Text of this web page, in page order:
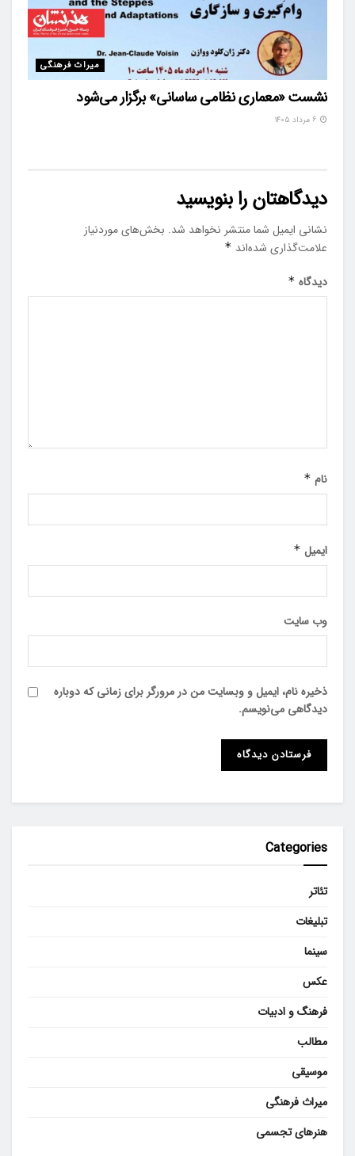
میراث فرهنگی
نشست «معماری نظامی ساسانی» برگزار می‌شود
دیدگاهتان را بنویسید
نشانی ایمیل شما منتشر نخواهد شد. بخش‌های موردنیاز
علامت‌گذاری شده‌اند *
دیدگاه *
نام *
ایمیل *
وب‌ سایت
ذخیره نام، ایمیل و وبسایت من در مرورگر برای زمانی که دوباره
دیدگاهی می‌نویسم.
Categories
تئاتر
تبلیغات
سینما
عکس
فرهنگ و ادبیات
مطالب
موسیقی
میراث فرهنگی
هنرهای تجسمی